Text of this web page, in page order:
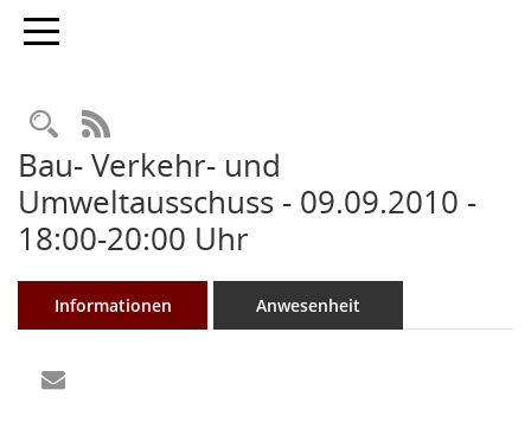
Toggle navigation
Rechercheauswahl
RSS-Feed
Bau- Verkehr- und
Umweltausschuss - 09.09.2010 -
18:00-20:00 Uhr
Informationen Anwesenheit